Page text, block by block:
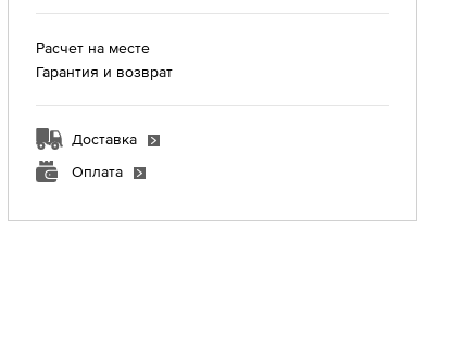
Расчет на месте
Гарантия и возврат
Доставка
Оплата